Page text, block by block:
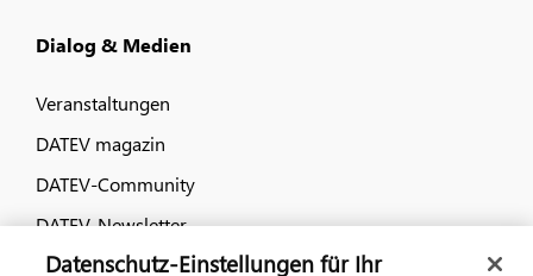
Dialog & Medien
Veranstaltungen
DATEV magazin
DATEV-Community
DATEV-Newsletter
Datenschutz-Einstellungen für Ihr